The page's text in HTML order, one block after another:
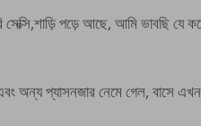
পড়ে আছে, আমি ভাবছি যে
অন্য প্যাসনজার নেমে গেল, বাসে